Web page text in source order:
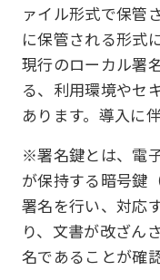
ァイル形式で保管
に保管される形式
現行のローカル署
る、利用環境やセ
あります。導入に
※署名鍵とは、電
が保持する暗号鍵
署名を行い、対応
り、文書が改ざん
名であることが確